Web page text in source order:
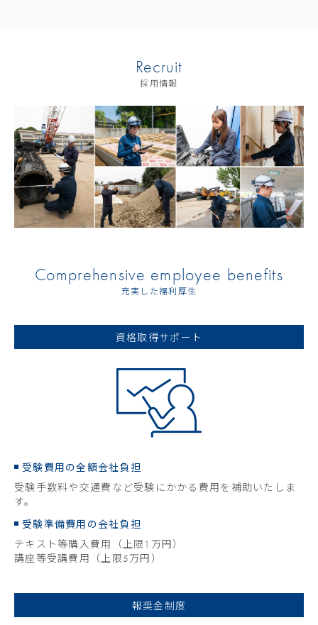
Recruit
採用情報
Comprehensive employee benefits
充実した福利厚生
資格取得サポート
受験費用の全額会社負担
受験手数料や交通費など受験にかかる費用を補助いたしま
す。
受験準備費用の会社負担
テキスト等購入費用（上限1万円）
講座等受講費用（上限5万円）
報奨金制度